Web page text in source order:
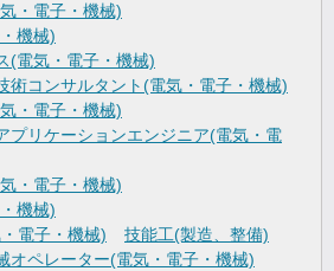
・電子・機械)
機械)
(電気・電子・機械)
術コンサルタント(電気・電子・機械)
・電子・機械)
プリケーションエンジニア(電気・電
・電子・機械)
機械)
電子・機械)
技能工(製造、整備)
オペレーター(電気・電子・機械)